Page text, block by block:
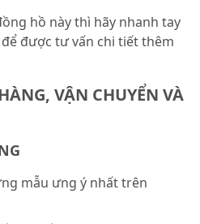
hồ này thì hãy nhanh tay
để được tư vấn chi tiết thêm
VẬN CHUYỂN VÀ
mẫu ưng ý nhất trên